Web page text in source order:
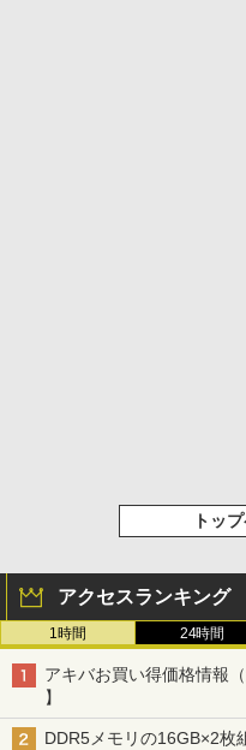
トッ
アクセスランキング
1時間 24時間
アキバお買い得価格情報
】
DDR5メモリの16GB×2枚